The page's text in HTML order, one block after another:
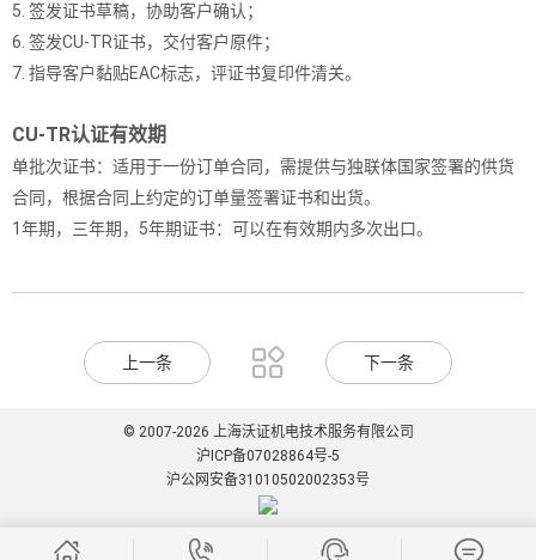
5. 签发证书草稿，协助客户确认；
6. 签发CU-TR证书，交付客户原件；
7. 指导客户黏贴EAC标志，评证书复印件清关。
CU-TR认证有效期
单批次证书：适用于一份订单合同，需提供与独联体国家签署的供货
合同，根据合同上约定的订单量签署证书和出货。
1年期，三年期，5年期证书：可以在有效期内多次出口。
上一条  下一条
© 2007-2026 上海沃证机电技术服务有限公司
沪ICP备07028864号-5
沪公网安备31010502002353号
   